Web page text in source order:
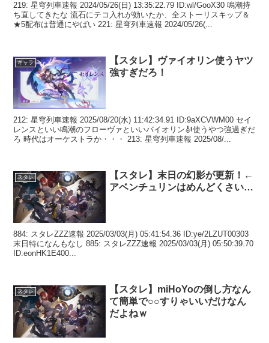
219: 星穹列車速報 2024/05/26(日) 13:35:22.79 ID:wl/GooX30 鳴潮持
ち直してきたな 流石にテコ入れが効いたか、全ストーリスキップ＆
★5配布は普通にやばい 221: 星穹列車速報 2024/05/26(...
キャラ
【スタレ】ヴァイオリン使うヤツ
強すぎだろ！
212: 星穹列車速報 2025/08/20(水) 11:42:34.91 ID:9aXCVWM00 セイ
レンスといい鳴潮のフローヴァといいバイオリン🎻使うやつ強過ぎだ
ろ 時代はオーケストラか・・・ 213: 星穹列車速報 2025/08/...
スタレ
【スタレ】末日の幻影が更新！←
アベンチュリンはめんどくさい…
884: スタレZZZ速報 2025/03/03(月) 05:41:54.36 ID:ye/2LZUT00303
末日特になんもなし 885: スタレZZZ速報 2025/03/03(月) 05:50:39.70
ID:eonHK1E400...
スタレ
【スタレ】miHoYoの倒し方なん
て簡単で○○すりゃいいだけなん
だよねｗ